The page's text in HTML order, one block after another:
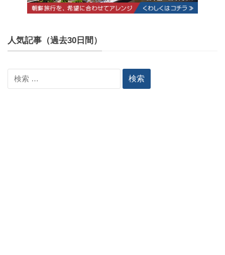
人気記事（過去30日間）
索: